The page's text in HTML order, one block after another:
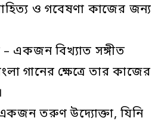
ও গবেষণা কাজের জন্য
– একজন বিখ্যাত সঙ্গীত
গানের ক্ষেত্রে তার কাজের
তরুণ উদ্যোক্তা, যিনি